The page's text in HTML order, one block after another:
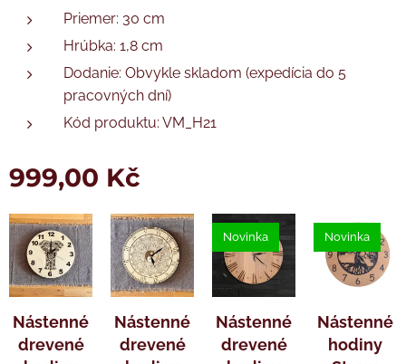
Priemer: 30 cm
Hrúbka: 1,8 cm
Dodanie: Obvykle skladom (expedícia do 5
pracovných dní)
Kód produktu: VM_H21
999,00 Kč
Nástenné
drevené
Nástenné
drevené
Nástenné
drevené
Novinka
Nástenné
hodiny
Novinka